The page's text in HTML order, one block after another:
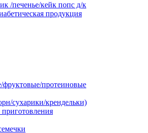
/печенье/кейк попс д/к
продукция
фруктовые/протеиновые
сухарики/крендельки)